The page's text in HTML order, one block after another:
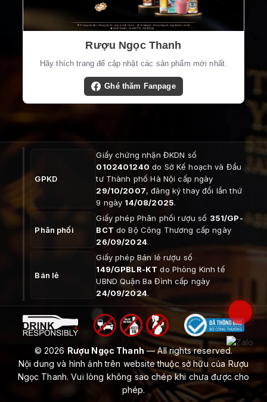
Rượu Ngọc Thanh
Hãy thích trang để cập nhật các sản phẩm mới nhất.
Ghé thăm Fanpage
GPKD
Giấy chứng nhận ĐKDN số
0102401240 do Sở Kế hoạch và Đầu
tư Thành phố Hà Nội cấp ngày
29/10/2007, đăng ký thay đổi lần thứ
9 ngày 14/08/2025.
Phân phối
Giấy phép Phân phối rượu số 351/GP-
BCT do Bộ Công Thương cấp ngày
26/09/2024.
Bán lẻ
Giấy phép Bán lẻ rượu số
149/GPBLR-KT do Phòng Kinh tế
UBND Quận Ba Đình cấp ngày
24/09/2024.
© 2026 Rượu Ngọc Thanh — All rights reserved.
Nội dung và hình ảnh trên website thuộc sở hữu của Rượu
Ngọc Thanh. Vui lòng không sao chép khi chưa được cho
phép.